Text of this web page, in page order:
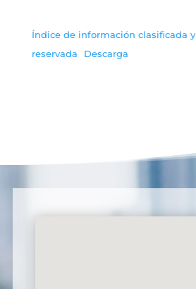
Índice de información clasificada y
reservada
Descarga